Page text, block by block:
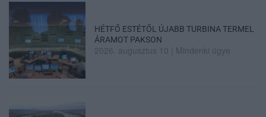
HÉTFŐ ESTÉTŐL ÚJABB TURBINA TERMEL
ÁRAMOT PAKSON
2026. augusztus 10 Mindenki ügye